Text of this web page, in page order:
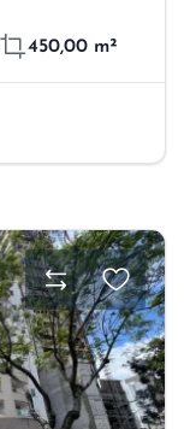
450,00 m²